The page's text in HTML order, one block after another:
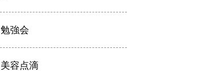
勉強会
美容点滴